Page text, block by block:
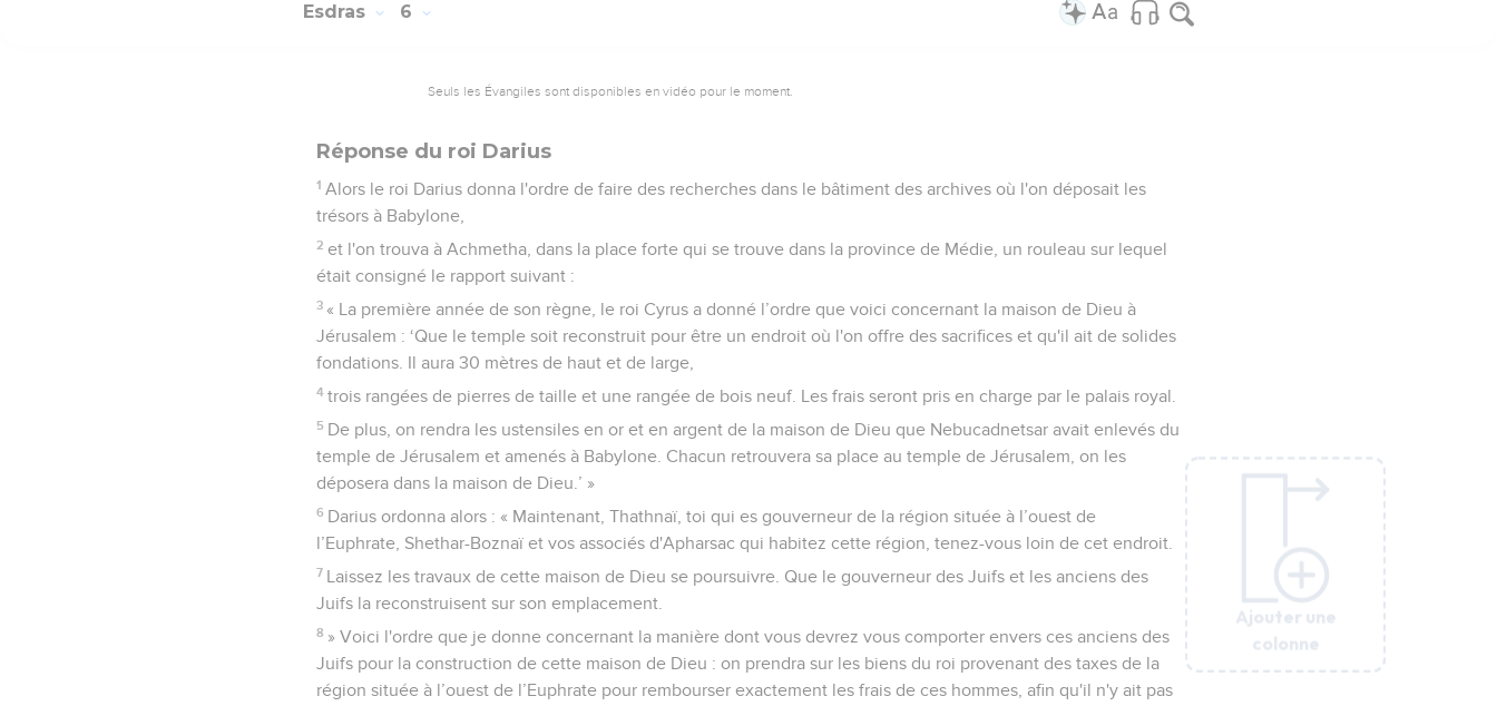
Ajouter une
colonne
Ajouter une
colonne
Esdras 6
Seuls les Évangiles sont disponibles en vidéo pour le moment.
Réponse du roi Darius
1 Alors le roi Darius donna l'ordre de faire des recherches dans le bâtiment des archives où l'on déposait les
trésors à Babylone,
2 et l'on trouva à Achmetha, dans la place forte qui se trouve dans la province de Médie, un rouleau sur lequel
était consigné le rapport suivant :
3 « La première année de son règne, le roi Cyrus a donné l’ordre que voici concernant la maison de Dieu à
Jérusalem : ‘Que le temple soit reconstruit pour être un endroit où l'on offre des sacrifices et qu'il ait de solides
fondations. Il aura 30 mètres de haut et de large,
4 trois rangées de pierres de taille et une rangée de bois neuf. Les frais seront pris en charge par le palais royal.
5 De plus, on rendra les ustensiles en or et en argent de la maison de Dieu que Nebucadnetsar avait enlevés du
temple de Jérusalem et amenés à Babylone. Chacun retrouvera sa place au temple de Jérusalem, on les
déposera dans la maison de Dieu.’ »
6 Darius ordonna alors : « Maintenant, Thathnaï, toi qui es gouverneur de la région située à l’ouest de
l’Euphrate, Shethar-Boznaï et vos associés d'Apharsac qui habitez cette région, tenez-vous loin de cet endroit.
7 Laissez les travaux de cette maison de Dieu se poursuivre. Que le gouverneur des Juifs et les anciens des
Juifs la reconstruisent sur son emplacement.
8 » Voici l'ordre que je donne concernant la manière dont vous devrez vous comporter envers ces anciens des
Juifs pour la construction de cette maison de Dieu : on prendra sur les biens du roi provenant des taxes de la
région située à l’ouest de l’Euphrate pour rembourser exactement les frais de ces hommes, afin qu'il n'y ait pas
Ajouter une
colonne
Ajouter une
colonne
Ajouter une
colonne